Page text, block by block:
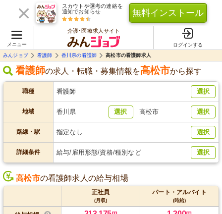
スカウトや選考の連絡を
通知でお知らせ
無料インストール
メニュー
介護･医療求人サイト
ログインする
みんジョブ
看護師 香川県の看護師 高松市の看護師求人
看護師の求人・転職・募集情報を高松市から探す
職種 看護師 選択
地域 香川県 選択 高松市 選択
路線・駅 指定なし 選択
詳細条件 給与/雇用形態/資格/種別など 選択
高松市の看護師求人の給与相場
正社員
(月収)
パート・アルバイト
(時給)